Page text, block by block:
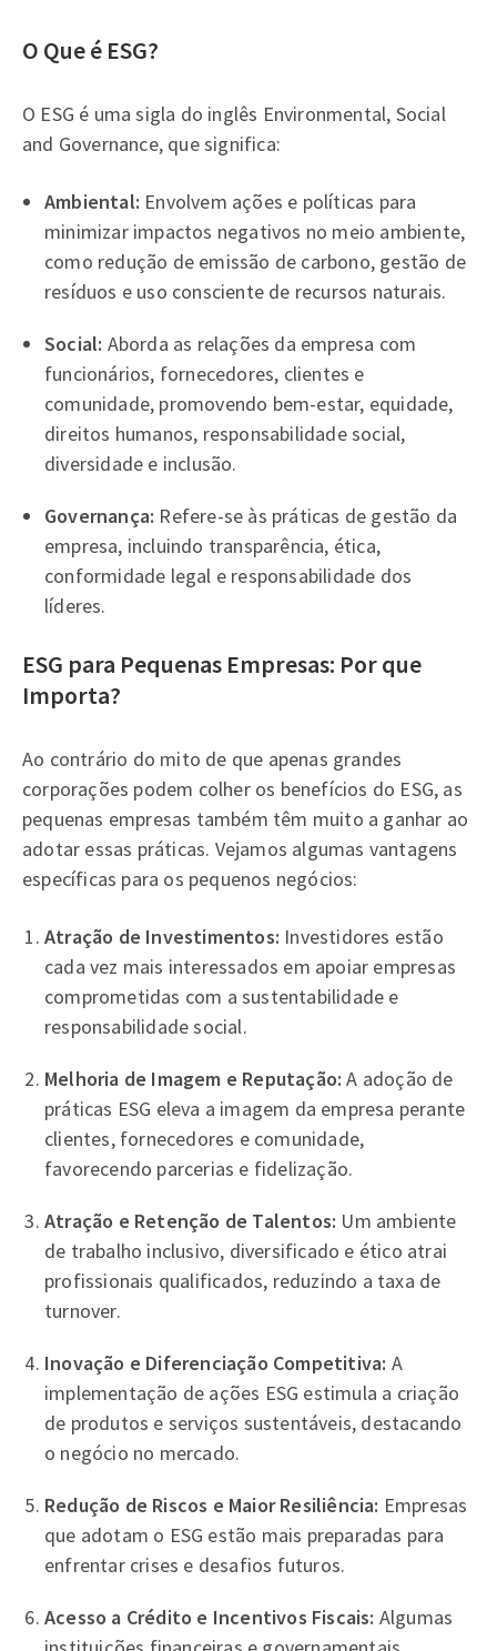
O Que é ESG?
O ESG é uma sigla do inglês Environmental, Social
and Governance, que significa:
Ambiental: Envolvem ações e políticas para
minimizar impactos negativos no meio ambiente,
como redução de emissão de carbono, gestão de
resíduos e uso consciente de recursos naturais.
Social: Aborda as relações da empresa com
funcionários, fornecedores, clientes e
comunidade, promovendo bem-estar, equidade,
direitos humanos, responsabilidade social,
diversidade e inclusão.
Governança: Refere-se às práticas de gestão da
empresa, incluindo transparência, ética,
conformidade legal e responsabilidade dos
líderes.
ESG para Pequenas Empresas: Por que
Importa?
Ao contrário do mito de que apenas grandes
corporações podem colher os benefícios do ESG, as
pequenas empresas também têm muito a ganhar ao
adotar essas práticas. Vejamos algumas vantagens
específicas para os pequenos negócios:
Atração de Investimentos: Investidores estão
cada vez mais interessados em apoiar empresas
comprometidas com a sustentabilidade e
responsabilidade social.
Melhoria de Imagem e Reputação: A adoção de
práticas ESG eleva a imagem da empresa perante
clientes, fornecedores e comunidade,
favorecendo parcerias e fidelização.
Atração e Retenção de Talentos: Um ambiente
de trabalho inclusivo, diversificado e ético atrai
profissionais qualificados, reduzindo a taxa de
turnover.
Inovação e Diferenciação Competitiva: A
implementação de ações ESG estimula a criação
de produtos e serviços sustentáveis, destacando
o negócio no mercado.
Redução de Riscos e Maior Resiliência: Empresas
que adotam o ESG estão mais preparadas para
enfrentar crises e desafios futuros.
Acesso a Crédito e Incentivos Fiscais: Algumas